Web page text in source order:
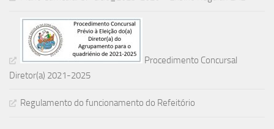
Procedimento Concursal
Diretor(a) 2021-2025
Regulamento do funcionamento do Refeitório